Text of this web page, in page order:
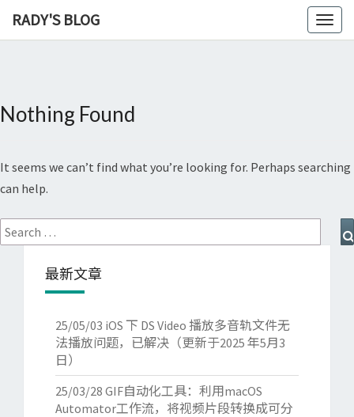
RADY'S BLOG
Nothing
Nothing Found
It seems we can’t find what you’re looking for. Perhaps searching
can help.
Search
for:
最新文章
25/05/03 iOS 下 DS Video 播放多音轨文件无
法播放问题，已解决（更新于2025 年5月3
日）
25/03/28 GIF自动化工具：利用macOS
Automator工作流，将视频片段转换成可分